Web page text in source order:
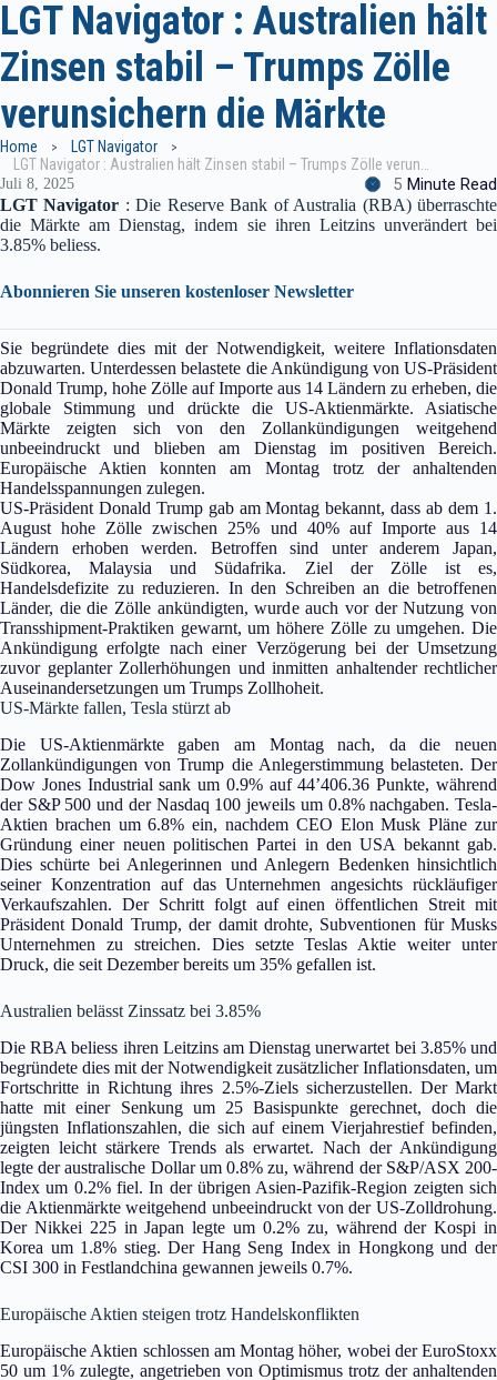
LGT Navigator : Australien hält
Zinsen stabil – Trumps Zölle
verunsichern die Märkte
Home
LGT Navigator
LGT Navigator : Australien hält Zinsen stabil – Trumps Zölle verunsichern die Märkte
Juli 8, 2025 5 Minute Read
LGT Navigator : Die Reserve Bank of Australia (RBA) überraschte
die Märkte am Dienstag, indem sie ihren Leitzins unverändert bei
3.85% beliess.
Abonnieren Sie unseren kostenloser Newsletter
Sie begründete dies mit der Notwendigkeit, weitere Inflationsdaten
abzuwarten. Unterdessen belastete die Ankündigung von US-Präsident
Donald Trump, hohe Zölle auf Importe aus 14 Ländern zu erheben, die
globale Stimmung und drückte die US-Aktienmärkte. Asiatische
Märkte zeigten sich von den Zollankündigungen weitgehend
unbeeindruckt und blieben am Dienstag im positiven Bereich.
Europäische Aktien konnten am Montag trotz der anhaltenden
Handelsspannungen zulegen.
US-Präsident Donald Trump gab am Montag bekannt, dass ab dem 1.
August hohe Zölle zwischen 25% und 40% auf Importe aus 14
Ländern erhoben werden. Betroffen sind unter anderem Japan,
Südkorea, Malaysia und Südafrika. Ziel der Zölle ist es,
Handelsdefizite zu reduzieren. In den Schreiben an die betroffenen
Länder, die die Zölle ankündigten, wurde auch vor der Nutzung von
Transshipment-Praktiken gewarnt, um höhere Zölle zu umgehen. Die
Ankündigung erfolgte nach einer Verzögerung bei der Umsetzung
zuvor geplanter Zollerhöhungen und inmitten anhaltender rechtlicher
Auseinandersetzungen um Trumps Zollhoheit.
US-Märkte fallen, Tesla stürzt ab
Die US-Aktienmärkte gaben am Montag nach, da die neuen
Zollankündigungen von Trump die Anlegerstimmung belasteten. Der
Dow Jones Industrial sank um 0.9% auf 44’406.36 Punkte, während
der S&P 500 und der Nasdaq 100 jeweils um 0.8% nachgaben. Tesla-
Aktien brachen um 6.8% ein, nachdem CEO Elon Musk Pläne zur
Gründung einer neuen politischen Partei in den USA bekannt gab.
Dies schürte bei Anlegerinnen und Anlegern Bedenken hinsichtlich
seiner Konzentration auf das Unternehmen angesichts rückläufiger
Verkaufszahlen. Der Schritt folgt auf einen öffentlichen Streit mit
Präsident Donald Trump, der damit drohte, Subventionen für Musks
Unternehmen zu streichen. Dies setzte Teslas Aktie weiter unter
Druck, die seit Dezember bereits um 35% gefallen ist.
Australien belässt Zinssatz bei 3.85%
Die RBA beliess ihren Leitzins am Dienstag unerwartet bei 3.85% und
begründete dies mit der Notwendigkeit zusätzlicher Inflationsdaten, um
Fortschritte in Richtung ihres 2.5%-Ziels sicherzustellen. Der Markt
hatte mit einer Senkung um 25 Basispunkte gerechnet, doch die
jüngsten Inflationszahlen, die sich auf einem Vierjahrestief befinden,
zeigten leicht stärkere Trends als erwartet. Nach der Ankündigung
legte der australische Dollar um 0.8% zu, während der S&P/ASX 200-
Index um 0.2% fiel. In der übrigen Asien-Pazifik-Region zeigten sich
die Aktienmärkte weitgehend unbeeindruckt von der US-Zolldrohung.
Der Nikkei 225 in Japan legte um 0.2% zu, während der Kospi in
Korea um 1.8% stieg. Der Hang Seng Index in Hongkong und der
CSI 300 in Festlandchina gewannen jeweils 0.7%.
Europäische Aktien steigen trotz Handelskonflikten
Europäische Aktien schlossen am Montag höher, wobei der EuroStoxx
50 um 1% zulegte, angetrieben von Optimismus trotz der anhaltenden